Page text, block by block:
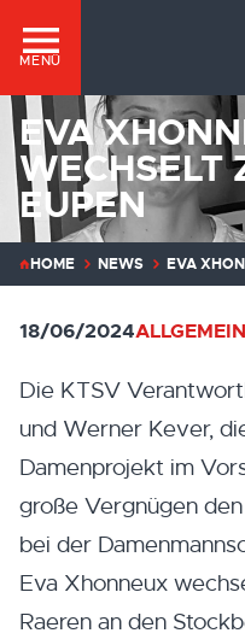
MENÜ
EVA
WECHSELT
EUPEN
HOME NEWS EVA
18/06/2024ALLGEMEIN
Die KTSV
und Werner Kever,
Damenprojekt im
große Vergnügen
bei der
Eva Xhonneux
Raeren an den